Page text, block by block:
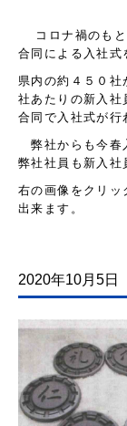
第三者賠償保
屋根工事保証
価格表
工事現場か
よくある質問
孫七瓦の屋
地域活動
求人募集
コロナ禍のも
合同による入社式
県内の約４５０社
社あたりの新入社
合同で入社式が行
弊社からも今春
弊社社員も新入社
右の画像をクリッ
出来ます。
2020年10月5